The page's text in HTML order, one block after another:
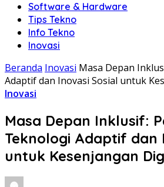
Software & Hardware
Tips Tekno
Info Tekno
Inovasi
Beranda Inovasi Masa Depan
Adaptif dan Inovasi Sosial untuk
Inovasi
Masa Depan Inklusif:
Teknologi Adaptif dan
untuk Kesenjangan